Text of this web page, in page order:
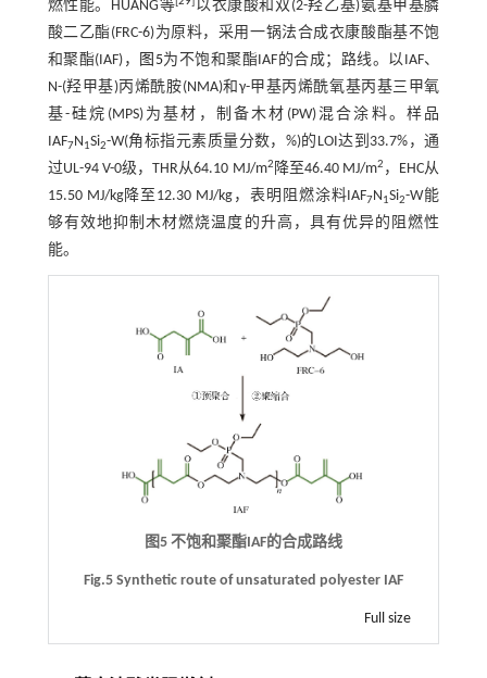
燃性能。HUANG等
以衣康酸和双(2-羟乙基)氨基甲基膦
酸二乙酯(FRC-6)为原料，采用一锅法合成衣康酸酯基不饱
和聚酯(IAF)，
图5为不饱和聚酯IAF的合成；路线。以IAF、
N-(羟甲基)丙烯酰胺(NMA)和γ-甲基丙烯酰氧基丙基三甲氧
基-硅烷(MPS)为基材，制备木材(PW)混合涂料。样品
IAF7N 1Si2-W(角标指元素质量分数，%)的LOI达到33.7%，通
过UL-94 V-0级，THR从64.10 MJ/m2 降至46.40 MJ/m2 ，EHC从
15.50 MJ/kg降至12.30 MJ/kg，表明阻燃涂料IAF7N 1Si2-W能
够有效地抑制木材燃烧温度的升高，具有优异的阻燃性
能。
图5 不饱和聚酯IAF的合成路线
Fig.5 Synthetic route of unsaturated polyester IAF
Full size